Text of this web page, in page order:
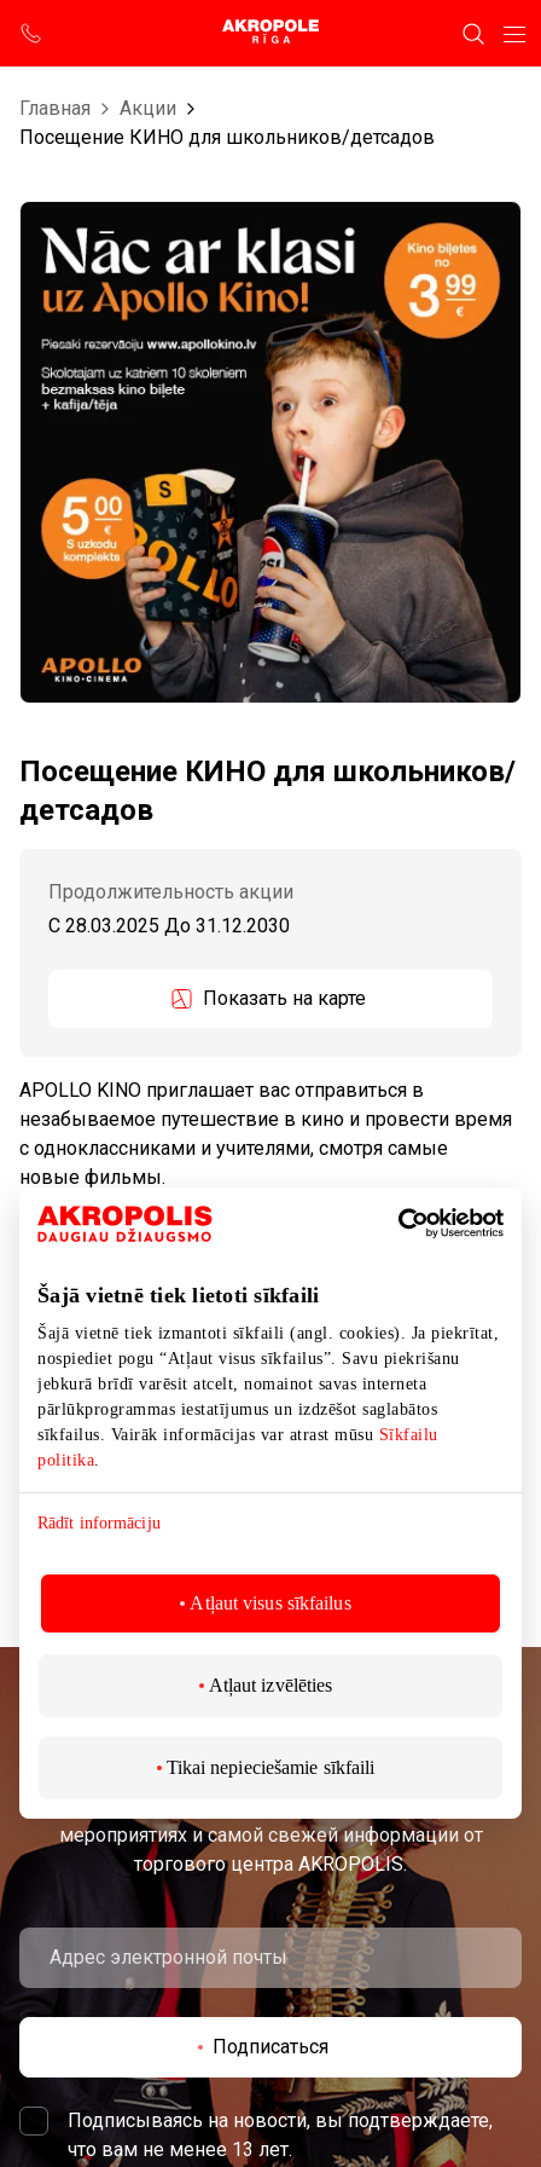
Šajā vietnē tiek lietoti sīkfaili
Šajā vietnē tiek izmantoti sīkfaili (angl. cookies). Ja piekrītat,
nospiediet pogu “Atļaut visus sīkfailus”. Savu piekrišanu
jebkurā brīdī varēsit atcelt, nomainot savas interneta
pārlūkprogrammas iestatījumus un izdzēšot saglabātos
sīkfailus. Vairāk informācijas var atrast mūsu Sīkfailu
politika
Rādīt informāciju
Atļaut visus sīkfailus
Atļaut izvēlēties
Tikai nepieciešamie sīkfaili
Главная
Aкции
Посещение КИНО для школьников/детсадов
Посещение КИНО для школьников/
детсадов
Продолжительность акции
C 28.03.2025 До 31.12.2030
Показать на карте
APOLLO KINO приглашает вас отправиться в
незабываемое путешествие в кино и провести время
с одноклассниками и учителями, смотря самые
новые фильмы.
Мы считаем, что кино не только развлекает, но и во
фильмов наш кинотеатр показывает множество
фильмов, расширяющих кругозор и основанных на
книгах, а также, разумеется, лучшие произведения
отечественных кинематографистов. В кинотеатр Apollo
можно прийти всем классом и получить там
прекрасные впечатления от просмотра фильма! В
программе киносеансов каждый найдет интересный
для него фильм.
новостей
мероприятиях и самой свежей информации от
торгового центра AKROPOLIS.
Подписаться
Подписываясь на новости, вы подтверждаете,
что вам не менее 13 лет.